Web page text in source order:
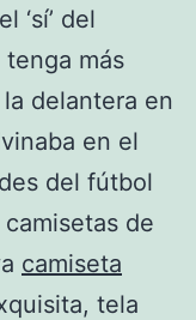
‘sí’ del
más
delantera en
en el
del fútbol
de
camiseta
tela